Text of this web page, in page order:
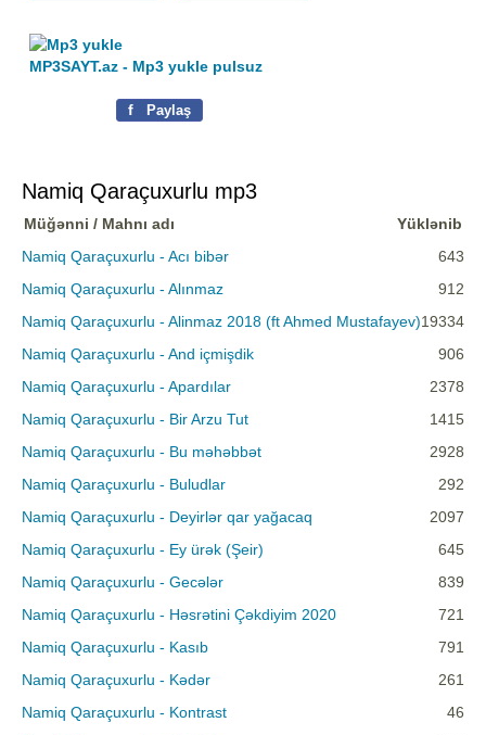
MP3SAYT.az - Mp3 yukle pulsuz
f Paylaş
Namiq Qaraçuxurlu mp3
Müğənni / Mahnı adı
Yüklənib
Namiq Qaraçuxurlu - Acı bibər
643
Namiq Qaraçuxurlu - Alınmaz
912
Namiq Qaraçuxurlu - Alinmaz 2018 (ft Ahmed Mustafayev)19334
Namiq Qaraçuxurlu - And içmişdik
906
Namiq Qaraçuxurlu - Apardılar
2378
Namiq Qaraçuxurlu - Bir Arzu Tut
1415
Namiq Qaraçuxurlu - Bu məhəbbət
2928
Namiq Qaraçuxurlu - Buludlar
292
Namiq Qaraçuxurlu - Deyirlər qar yağacaq
2097
Namiq Qaraçuxurlu - Ey ürək (Şeir)
645
Namiq Qaraçuxurlu - Gecələr
839
Namiq Qaraçuxurlu - Həsrətini Çəkdiyim 2020
721
Namiq Qaraçuxurlu - Kasıb
791
Namiq Qaraçuxurlu - Kədər
261
Namiq Qaraçuxurlu - Kontrast
46